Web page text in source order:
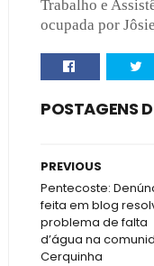
Trabalho e
ocupada por
POSTAGENS
PREVIOUS
Pentecoste:
feita em blog
problema de falta
d’água na
Cerquinha